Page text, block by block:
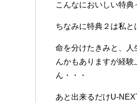
こんなにおいしい特典
ちなみに特典２は私と
命を分けたきみと、
んかもありますが経
ん・・・
あと出来るだけU-